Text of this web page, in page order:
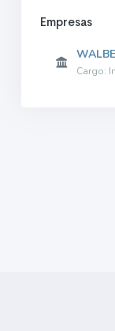
Empresas
Cargo: